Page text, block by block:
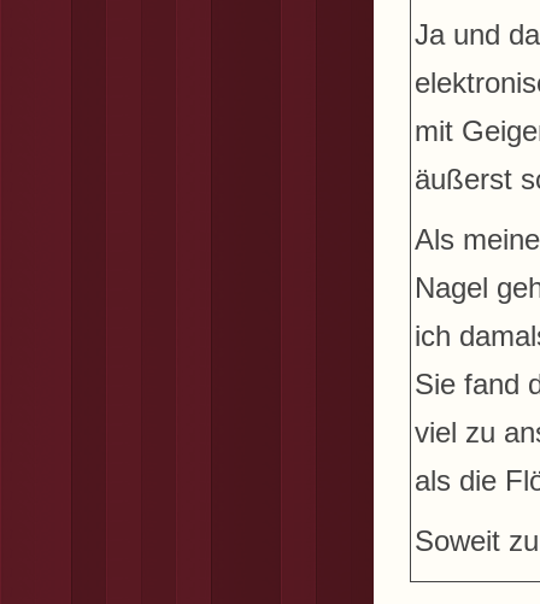
Ja und
mit
äußerst
Als
Nagel
ich
Sie fand
viel zu
als die
Soweit